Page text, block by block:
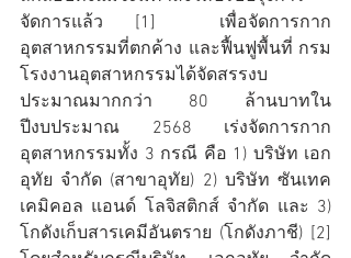
จัดการแล้ว [1]  เพื่อจัดการกาก
อุตสาหกรรมที่ตกค้าง และฟื้นฟูพื้นที่ กรม
โรงงานอุตสาหกรรมได้จัดสรรงบ
ประมาณมากกว่า 80 ล้านบาทใน
ปีงบประมาณ 2568 เร่งจัดการกาก
อุตสาหกรรมทั้ง 3 กรณี คือ 1) บริษัท เอก
อุทัย จำกัด (สาขาอุทัย) 2) บริษัท ซันเทค
เคมิคอล แอนด์ โลจิสติกส์ จำกัด และ 3)
โกดังเก็บสารเคมีอันตราย (โกดังภาชี) [2]